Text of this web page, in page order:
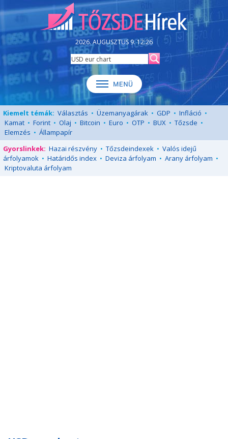
2026. AUGUSZTUS 9. 12:26
Kiemelt témák: Választás • Üzemanyagárak • GDP • Infláció •
Kamat • Forint • Olaj • Bitcoin • Euro • OTP • BUX • Tőzsde •
Elemzés • Állampapír
Gyorslinkek: Hazai részvény • Tőzsdeindexek • Valós idejű
árfolyamok • Határidős index • Deviza árfolyam • Arany árfolyam •
Kriptovaluta árfolyam